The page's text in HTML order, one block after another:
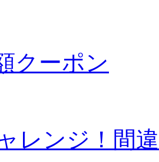
クーポン
レンジ！間